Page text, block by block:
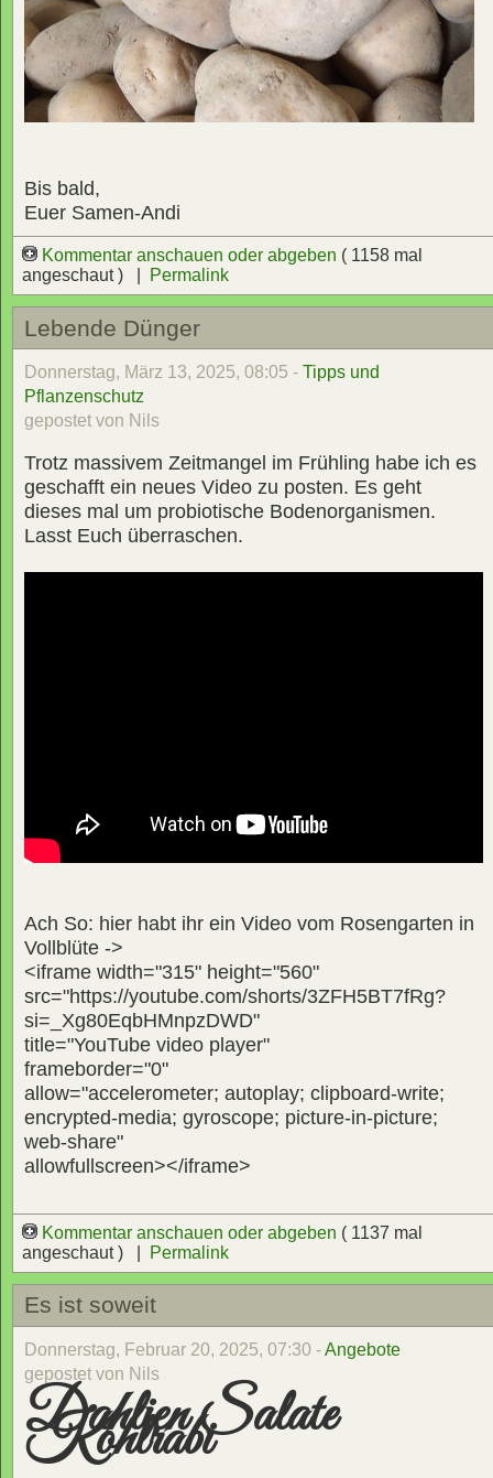
Bis bald,
Euer Samen-Andi
Kommentar anschauen oder abgeben ( 1158 mal
angeschaut ) |
Permalink
Lebende Dünger
Donnerstag, März 13, 2025, 08:05 - Tipps und
Pflanzenschutz
gepostet von Nils
Trotz massivem Zeitmangel im Frühling habe ich es
geschafft ein neues Video zu posten. Es geht
dieses mal um probiotische Bodenorganismen.
Lasst Euch überraschen.
Ach So: hier habt ihr ein Video vom Rosengarten in
Vollblüte ->
<iframe width="315" height="560"
src="https://youtube.com/shorts/3ZFH5BT7fRg?
si=_Xg80EqbHMnpzDWD"
title="YouTube video player"
frameborder="0"
allow="accelerometer; autoplay; clipboard-write;
encrypted-media; gyroscope; picture-in-picture;
web-share"
allowfullscreen></iframe>
Kommentar anschauen oder abgeben ( 1137 mal
angeschaut ) |
Permalink
Es ist soweit
Donnerstag, Februar 20, 2025, 07:30 -Angebote
gepostet von Nils
Dahlien Salate
Kohlrabi